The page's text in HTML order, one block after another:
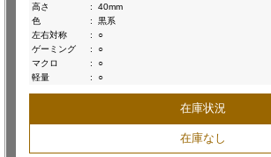
高さ
:
40mm
色
:
黒系
左右対称
:
○
ゲーミング
:
○
マクロ
:
○
軽量
: ○
在庫状況
在庫なし